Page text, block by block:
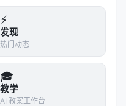
只带来2.2% 的 PPL
质量。
3B 模型迁移到 31B
某个特定模型的巧
⚡
发现
热门动态
🎓
教学
AI 教案工作台